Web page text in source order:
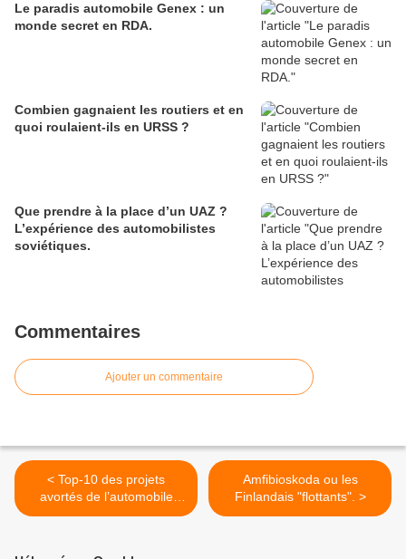
Le paradis automobile Genex : un
monde secret en RDA.
Combien gagnaient les routiers et en
quoi roulaient-ils en URSS ?
Que prendre à la place d’un UAZ ?
L’expérience des automobilistes
soviétiques.
Commentaires
Ajouter un commentaire
< Top-10 des projets
avortés de l’automobile
russe de ces 10 dernières
Amfibioskoda ou les
Finlandais "flottants". >